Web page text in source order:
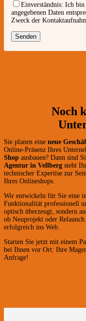
Einverständnis: Ich bin
angegebenen Daten
Zweck der
Noch
Sie planen eine neue
Online-Präsenz Ihres
Shop ausbauen? Dann sind
Agentur in Vellberg steht
technischer Expertise zur
Ihres Onlineshops.
Wir entwickeln für Sie eine
Funktionalität professionell
optisch überzeugt, sondern
ob Neuprojekt oder
erfolgreich ins Web.
Starten Sie jetzt mit einem
bei Ihnen vor Ort: Ihre
Anfrage!